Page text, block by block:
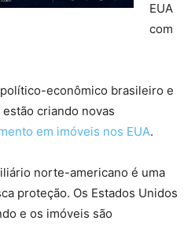
EUA
com
econômico brasileiro e
criando novas
em imóveis nos EUA.
norte-americano é uma
proteção. Os Estados Unidos
e os imóveis são